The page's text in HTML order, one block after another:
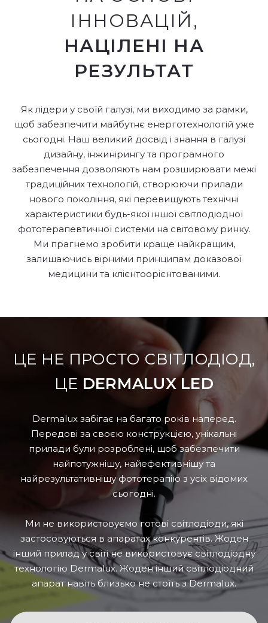
ІННОВАЦІЙ,
НАЦІЛЕНІ НА
РЕЗУЛЬТАТ
Як лідери у своїй галузі, ми виходимо за рамки,
щоб забезпечити майбутнє енерготехнологій уже
сьогодні. Наш великий досвід і знання в галузі
дизайну, інжинірингу та програмного
забезпечення дозволяють нам розширювати межі
традиційних технологій, створюючи прилади
нового покоління, які перевищують технічні
характеристики будь-якої іншої світлодіодної
фототерапевтичної системи на світовому ринку.
Ми прагнемо зробити краще найкращим,
залишаючись вірними принципам доказової
медицини та клієнтоорієнтованими.
ЦЕ НЕ ПРОСТО СВІТЛОДІОД,
ЦЕ DERMALUX LED
Dermalux забігає на багато років наперед.
Передові за своєю конструкцією, унікальні
прилади були розроблені, щоб забезпечити
найпотужнішу, найефективнішу та
найрезультативнішу фототерапію з усіх відомих
сьогодні.
Ми не використовуємо готові світлодіоди, які
застосовуються в апаратах конкурентів. Жоден
інший прилад у світі не використовує світлодіодну
технологію Dermalux. Жоден інший світлодіодний
апарат навіть близько не стоїть з Dermalux.